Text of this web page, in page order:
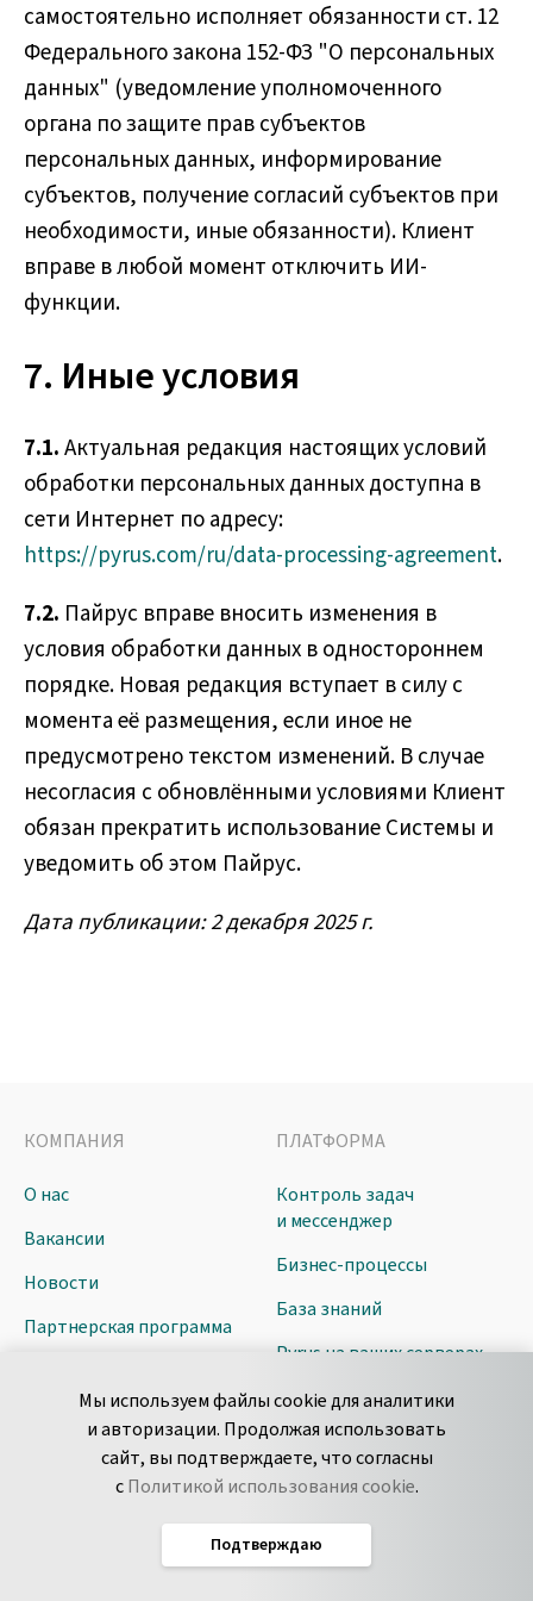
Мы используем файлы cookie для аналитики
и авторизации. Продолжая использовать
сайт, вы подтверждаете, что согласны
сПолитикой использования cookie.
Подтверждаю
самостоятельно исполняет обязанности ст. 12
Федерального закона 152-ФЗ "О персональных
данных" (уведомление уполномоченного
органа по защите прав субъектов
персональных данных, информирование
субъектов, получение согласий субъектов при
необходимости, иные обязанности). Клиент
вправе в любой момент отключить ИИ-
функции.
7. Иные условия
7.1.Актуальная редакция настоящих условий
обработки персональных данных доступна в
сети Интернет по адресу:
https://pyrus.com/ru/data-processing-agreement.
7.2. Пайрус вправе вносить изменения в
условия обработки данных в одностороннем
порядке. Новая редакция вступает в силу с
момента её размещения, если иное не
предусмотрено текстом изменений. В случае
несогласия с обновлёнными условиями Клиент
обязан прекратить использование Системы и
уведомить об этом Пайрус.
Дата публикации: 2 декабря 2025 г.
КОМПАНИЯ
О нас
Вакансии
Новости
Партнерская программа
Клиенты
ПЛАТФОРМА
Контроль задач
и мессенджер
Бизнес-процессы
База знаний
Pyrus на ваших серверах
Маркетплейс расширений
Внедрение
Цены
ИИ-инструменты